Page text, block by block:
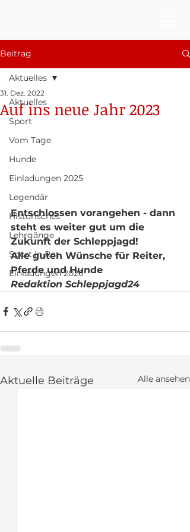
Beitrag
Aktuelles
Sport
Vom Tage
Hunde
Einladungen 2025
Legendär
Historisches
Lehrgänge
Sport in Rot
Einladungen 2026
Aktuelles
Auf ins neue Jahr 2023
31. Dez. 2022
Entschlossen vorangehen - dann
steht es weiter gut um die
Zukunft der Schleppjagd!
Alle guten Wünsche für Reiter,
Pferde und Hunde
Redaktion Schleppjagd24
Aktuelle Beiträge Alle ansehen